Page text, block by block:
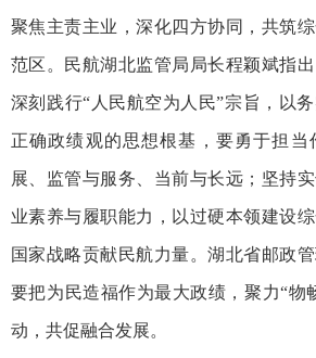
聚焦主责主业，深化四方协同，共筑
范区。民航湖北监管局局长程颖斌指
深刻践行“人民航空为人民”宗旨，以
正确政绩观的思想根基，要勇于担当
展、监管与服务、当前与长远；坚持
业素养与履职能力，以过硬本领建设
国家战略贡献民航力量。湖北省邮政
要把为民造福作为最大政绩，聚力“物
动，共促融合发展。